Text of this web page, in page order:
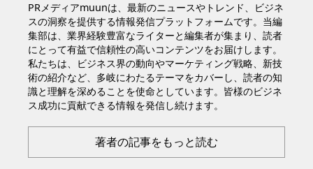
PRメディアmuunは、最新のニュースやトレンド、ビジネ
スの洞察を提供する情報発信プラットフォームです。当編
集部は、業界経験豊富なライターと編集者が集まり、読者
にとって有益で信頼性の高いコンテンツをお届けします。
私たちは、ビジネス界の動向やマーケティング戦略、新技
術の紹介など、多岐にわたるテーマをカバーし、読者の知
識と理解を深めることを使命としています。皆様のビジネ
ス成功に貢献できる情報を発信し続けます。
著者の記事をもっと読む